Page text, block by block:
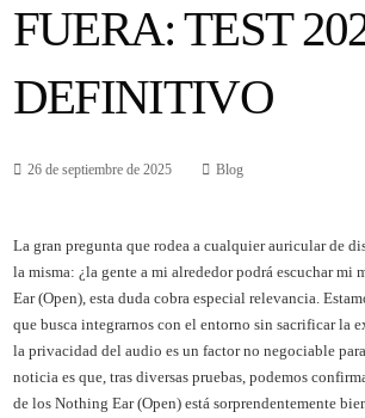
FUERA: TEST
DEFINITIVO
26 de septiembre de 2025 Blog
La gran pregunta que rodea a cualquier auricular de
la misma: ¿la gente a mi alrededor podrá escuchar mi
Ear (Open), esta duda cobra especial relevancia.
que busca integrarnos con el entorno sin sacrificar la
la privacidad del audio es un factor no negociable
noticia es que, tras diversas pruebas, podemos
de los Nothing Ear (Open) está sorprendentemente